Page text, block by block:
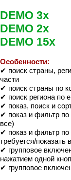
DEMO 3x
DEMO 2x
DEMO 15x
Особенности:
✔ поиск страны,
части
✔ поиск страны по
✔ поиск региона по
✔ показ, поиск и
✔ показ и фильтр по
все)
✔ показ и фильтр по
требуется/показать
✔ групповое
нажатием одной
✔ групповое